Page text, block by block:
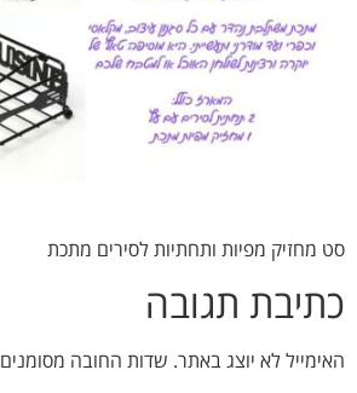
סט מחזיק מפיות ותחתיות לסירים מתכת
כתיבת תגובה
האימייל לא יוצג באתר. שדות החובה מסומנים